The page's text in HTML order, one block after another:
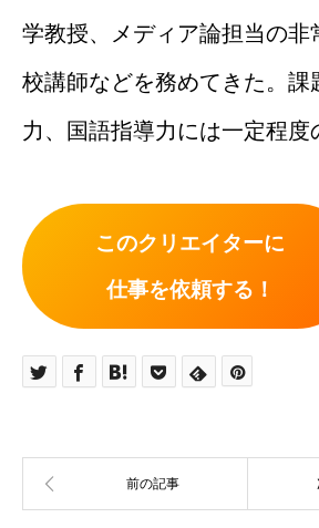
学教授、メディア論担当の非
校講師などを務めてきた。課
力、国語指導力には一定程度
このクリエイターに
仕事を依頼する！